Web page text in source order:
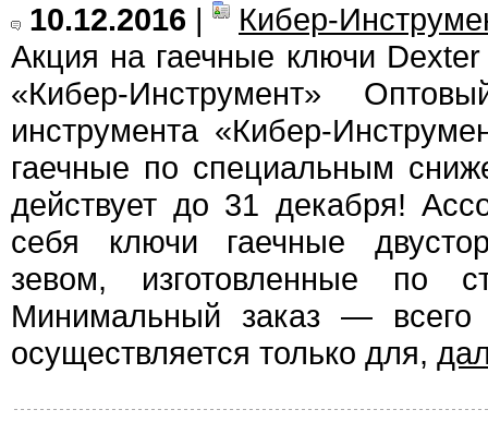
10.12.2016 |
Кибер-
Акция на гаечные ключи Dexter
«Кибер-Инструмент»
инструмента «Кибер-
гаечные по специальным
действует до 31 декабря!
себя ключи гаечные
зевом, изготовленные по
Минимальный заказ —
осуществляется только для,